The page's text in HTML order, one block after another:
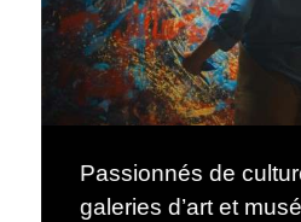
Passionnés de
galeries d’art et